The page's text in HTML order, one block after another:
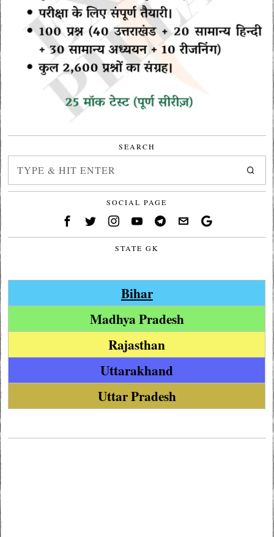
SEARCH
SOCIAL PAGE
STATE GK
Bihar
Madhya Pradesh
Rajasthan
Uttarakhand
Uttar Pradesh